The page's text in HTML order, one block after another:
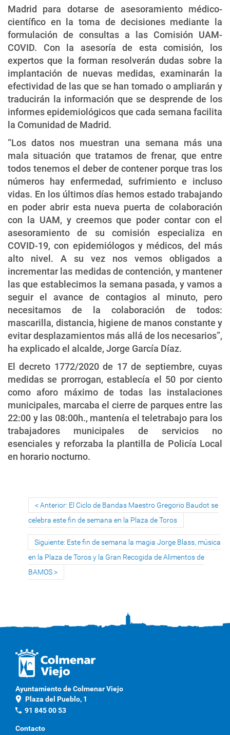
Madrid para dotarse de asesoramiento médico-
científico en la toma de decisiones mediante la
formulación de consultas a las Comisión UAM-
COVID. Con la asesoría de esta comisión, los
expertos que la forman resolverán dudas sobre la
implantación de nuevas medidas, examinarán la
efectividad de las que se han tomado o ampliarán y
traducirán la información que se desprende de los
informes epidemiológicos que cada semana facilita
la Comunidad de Madrid.
“Los datos nos muestran una semana más una
mala situación que tratamos de frenar, que entre
todos tenemos el deber de contener porque tras los
números hay enfermedad, sufrimiento e incluso
vidas. En los últimos días hemos estado trabajando
en poder abrir esta nueva puerta de colaboración
con la UAM, y creemos que poder contar con el
asesoramiento de su comisión especializa en
COVID-19, con epidemiólogos y médicos, del más
alto nivel. A su vez nos vemos obligados a
incrementar las medidas de contención, y mantener
las que establecimos la semana pasada, y vamos a
seguir el avance de contagios al minuto, pero
necesitamos de la colaboración de todos:
mascarilla, distancia, higiene de manos constante y
evitar desplazamientos más allá de los necesarios”,
ha explicado el alcalde, Jorge García Díaz.
El decreto 1772/2020 de 17 de septiembre, cuyas
medidas se prorrogan, establecía el 50 por ciento
como aforo máximo de todas las instalaciones
municipales, marcaba el cierre de parques entre las
22:00 y las 08:00h., mantenía el teletrabajo para los
trabajadores municipales de servicios no
esenciales y reforzaba la plantilla de Policía Local
en horario nocturno.
Anterior: El Ciclo de Bandas Maestro Gregorio Baudot se
celebra este fin de semana en la Plaza de Toros
Siguiente: Este fin de semana la magia Jorge Blass, música
en la Plaza de Toros y la Gran Recogida de Alimentos de
BAMOS
Ayuntamiento de Colmenar Viejo
location_on Plaza del Pueblo, 1
phone 91 845 00 53
Contacto